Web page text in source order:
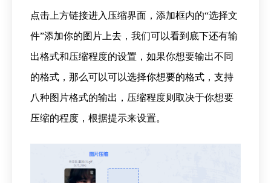
点击上方链接进入压缩界面，添加框内的“选择文
件”添加你的图片上去，我们可以看到底下还有输
出格式和压缩程度的设置，如果你想要输出不同
的格式，那么可以可以选择你想要的格式，支持
八种图片格式的输出，压缩程度则取决于你想要
压缩的程度，根据提示来设置。